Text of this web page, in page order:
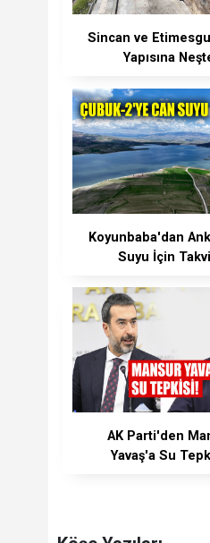
Sincan ve
Yapısına
Koyunbaba'dan
Suyu İçin
AK Parti'den
Yavaş'a Su